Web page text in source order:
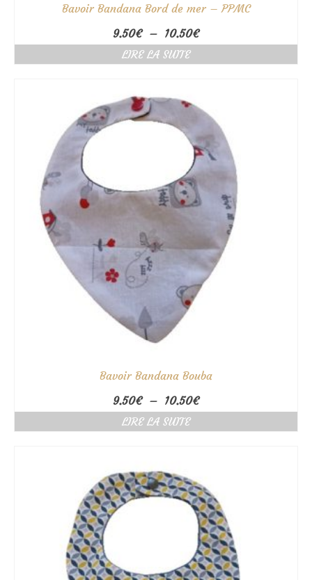
Bavoir Bandana Bord de mer – PPMC
9.50€ – 10.50€Plage
de
LIRE LA SUITE
Bavoir Bandana Bouba
9.50€ – 10.50€Plage
de
LIRE LA SUITE